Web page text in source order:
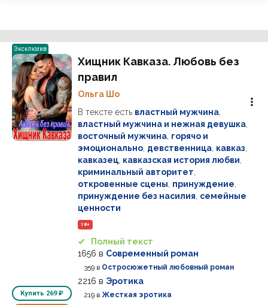
Эксклюзив
Купить 269 ₽
Хищник Кавказа. Любовь без
правил
Ольга Шо
В тексте есть властный мужчина
властный мужчина и нежная девушка
восточный мужчина горячо и
эмоционально девственница кавказ
кавказец кавказская история любви
криминальный авторитет
откровенные сцены принуждение
принуждение без насилия семейные
ценности
18+
Полный текст
1656 в Современный роман
359 в Остросюжетный любовный роман
2216 в Эротика
219 в Жесткая эротика